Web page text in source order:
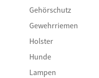
Gehörschutz
Gewehrriemen
Holster
Hunde
Lampen